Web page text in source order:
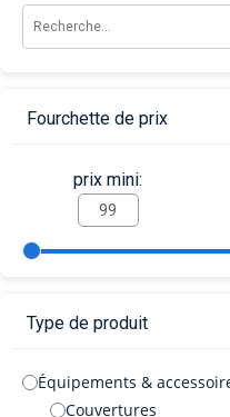
Fourchette de prix
prix mini:
Type de produit
Équipements &
Couvertures